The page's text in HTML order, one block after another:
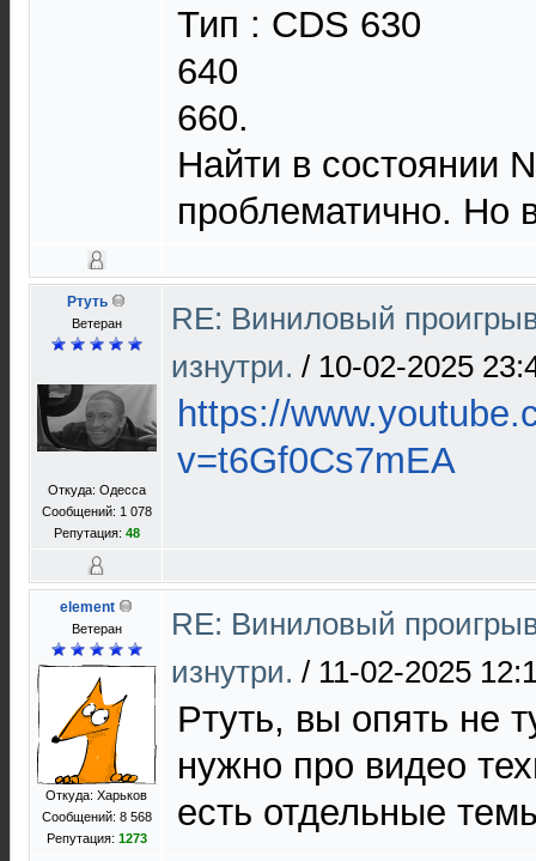
Тип : CDS 630
640
660.
Найти в состоянии
проблематично. Но
Ртуть
Ветеран
Откуда: Одесса
Сообщений: 1 078
Репутация: 48
RE: Виниловый
изнутри. / 10-02-2025
https://
v=t6Gf0Cs7mEA
element
Ветеран
Откуда: Харьков
Сообщений: 8 568
Репутация: 1273
RE: Виниловый
изнутри. / 11-02-2025
Ртуть, вы опять не
нужно про видео
есть отдельные